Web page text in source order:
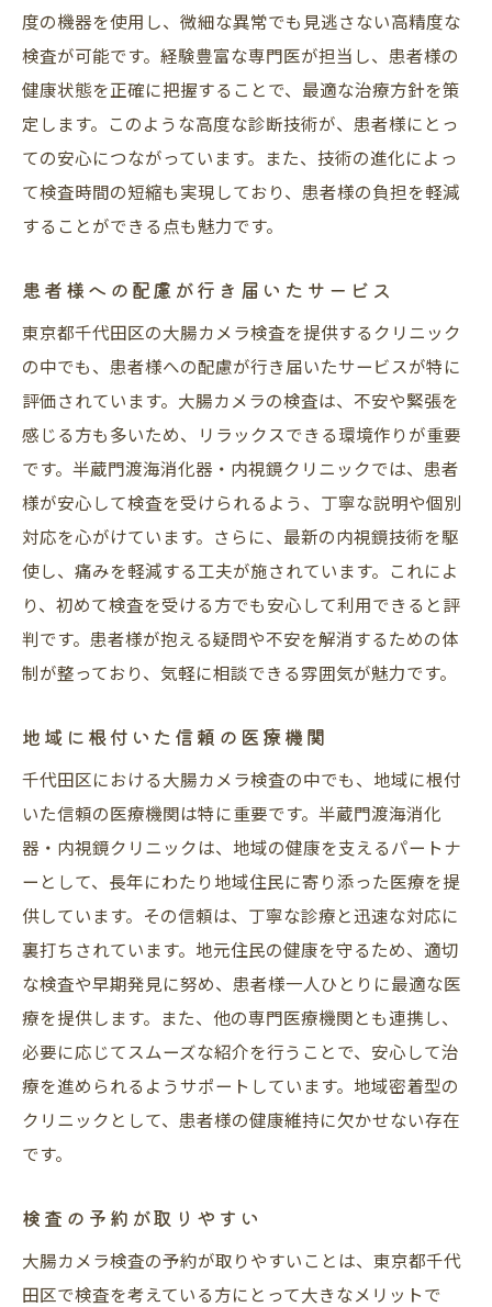
度の機器を使用し、微細な異常でも見逃さない高精度な
検査が可能です。経験豊富な専門医が担当し、患者様の
健康状態を正確に把握することで、最適な治療方針を策
定します。このような高度な診断技術が、患者様にとっ
ての安心につながっています。また、技術の進化によっ
て検査時間の短縮も実現しており、患者様の負担を軽減
することができる点も魅力です。
患者様への配慮が行き届いたサービス
東京都千代田区の大腸カメラ検査を提供するクリニック
の中でも、患者様への配慮が行き届いたサービスが特に
評価されています。大腸カメラの検査は、不安や緊張を
感じる方も多いため、リラックスできる環境作りが重要
です。半蔵門渡海消化器・内視鏡クリニックでは、患者
様が安心して検査を受けられるよう、丁寧な説明や個別
対応を心がけています。さらに、最新の内視鏡技術を駆
使し、痛みを軽減する工夫が施されています。これによ
り、初めて検査を受ける方でも安心して利用できると評
判です。患者様が抱える疑問や不安を解消するための体
制が整っており、気軽に相談できる雰囲気が魅力です。
地域に根付いた信頼の医療機関
千代田区における大腸カメラ検査の中でも、地域に根付
いた信頼の医療機関は特に重要です。半蔵門渡海消化
器・内視鏡クリニックは、地域の健康を支えるパートナ
ーとして、長年にわたり地域住民に寄り添った医療を提
供しています。その信頼は、丁寧な診療と迅速な対応に
裏打ちされています。地元住民の健康を守るため、適切
な検査や早期発見に努め、患者様一人ひとりに最適な医
療を提供します。また、他の専門医療機関とも連携し、
必要に応じてスムーズな紹介を行うことで、安心して治
療を進められるようサポートしています。地域密着型の
クリニックとして、患者様の健康維持に欠かせない存在
です。
検査の予約が取りやすい
大腸カメラ検査の予約が取りやすいことは、東京都千代
田区で検査を考えている方にとって大きなメリットで